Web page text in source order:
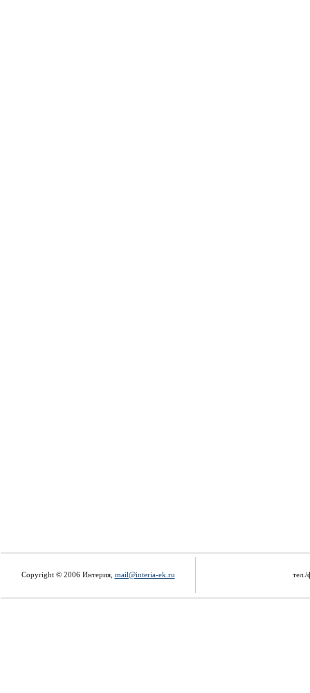
Copyright © 2006 Интерия, mail@interia-ek.ru